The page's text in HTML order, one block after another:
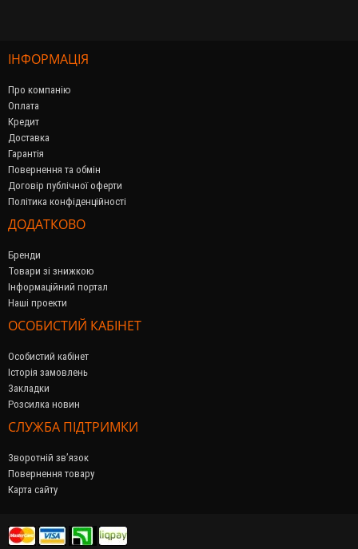
ІНФОРМАЦІЯ
Про компанію
Оплата
Кредит
Доставка
Гарантія
Повернення та обмін
Договір публічної оферти
Політика конфіденційності
ДОДАТКОВО
Бренди
Товари зі знижкою
Інформаційний портал
Наші проекти
ОСОБИСТИЙ КАБІНЕТ
Особистий кабінет
Історія замовлень
Закладки
Розсилка новин
СЛУЖБА ПІДТРИМКИ
Зворотній зв’язок
Повернення товару
Карта сайту